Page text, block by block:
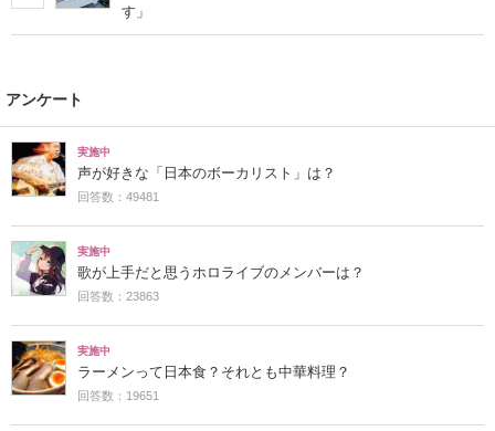
す」
アンケート
実施中
声が好きな「日本のボーカリスト」は？
回答数：49481
実施中
歌が上手だと思うホロライブのメンバーは？
回答数：23863
実施中
ラーメンって日本食？それとも中華料理？
回答数：19651